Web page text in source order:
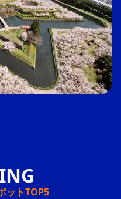
ットTOP5